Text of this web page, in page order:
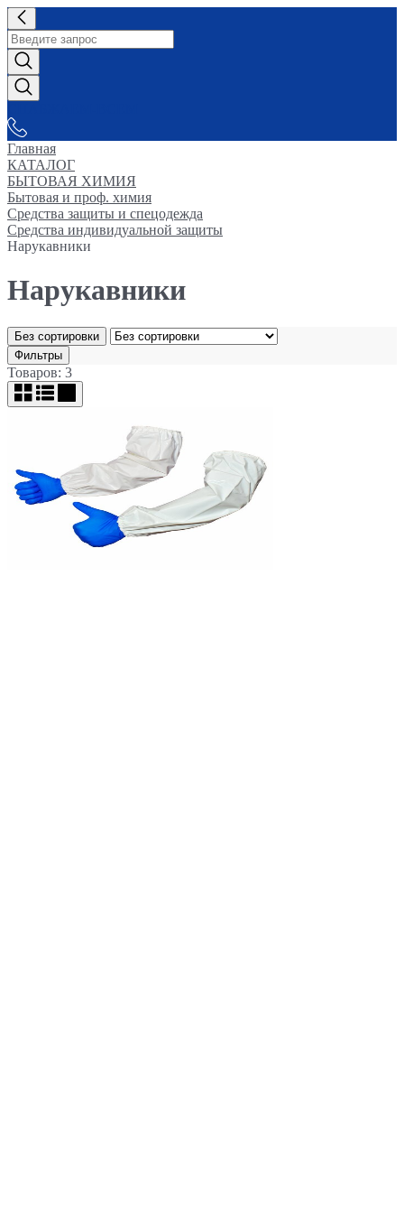
Главная
КАТАЛОГ
БЫТОВАЯ ХИМИЯ
Бытовая и проф. химия
Средства защиты и спецодежда
Средства индивидуальной защиты
Нарукавники
Нарукавники
Без сортировки
Фильтры
Товаров: 3